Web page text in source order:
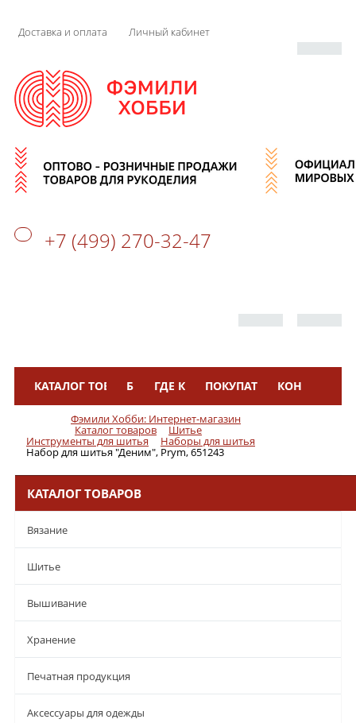
Доставка и оплата Личный кабинет
+7 (499) 270-32-47
КАТАЛОГ ТОВАРОВБРЕНДЫГДЕ КУПИТЬПОКУПАТЕЛЯМКОНТАКТЫ
Фэмили Хобби: Интернет-магазин
Каталог товаров Шитье
Инструменты для шитья Наборы для шитья
Набор для шитья "Деним", Prym, 651243
КАТАЛОГ ТОВАРОВ
Вязание
Шитье
Вышивание
Хранение
Печатная продукция
Аксессуары для одежды